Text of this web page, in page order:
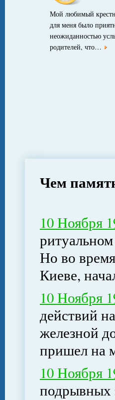
Мой любимый
для меня было
неожиданностью
родителей, что…
Чем
10 Ноября
Но во
Киеве,
10 Ноября
действий
железной
пришел на
10 Ноября
подрывных